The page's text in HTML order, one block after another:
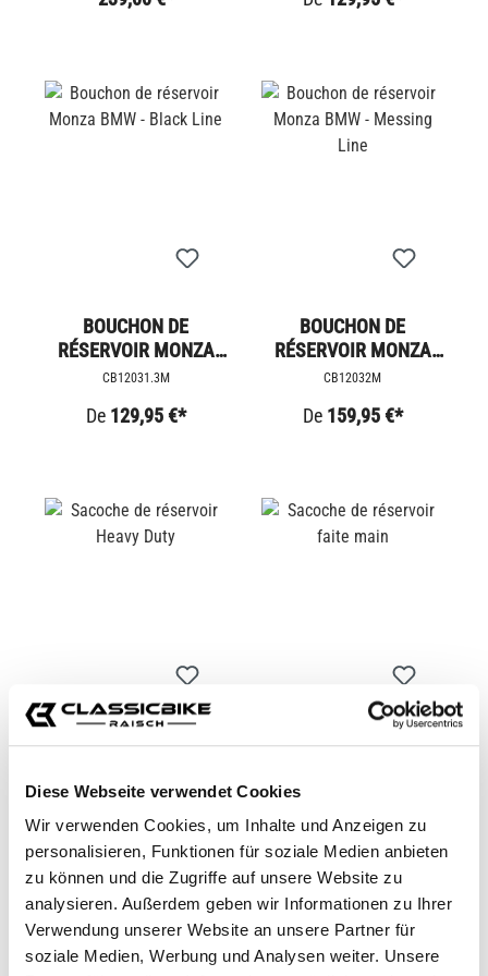
Diese Webseite verwendet Cookies
Wir verwenden Cookies, um Inhalte und Anzeigen zu
personalisieren, Funktionen für soziale Medien anbieten
zu können und die Zugriffe auf unsere Website zu
analysieren. Außerdem geben wir Informationen zu Ihrer
Verwendung unserer Website an unsere Partner für
soziale Medien, Werbung und Analysen weiter. Unsere
BOUCHON DE
RÉSERVOIR MONZA
BMW - BLACK LINE
CB12031.3M
De 129,95 €*
BOUCHON DE
RÉSERVOIR MONZA
BMW - MESSING LINE
CB12032M
De 159,95 €*
SACOCHE DE
DUTY
CB12326.1M
De299,00 €*
SACOCHE DE
299,00 €*